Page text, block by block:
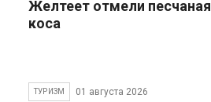
Желтеет отмели песчаная
коса
ТУРИЗМ 01 августа 2026